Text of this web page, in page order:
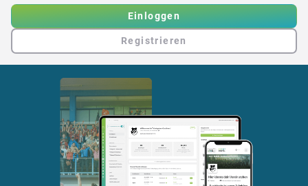
Einloggen
Registrieren